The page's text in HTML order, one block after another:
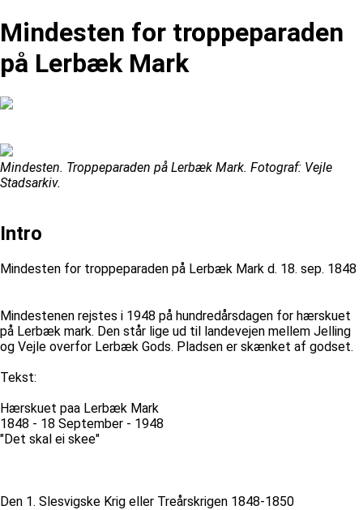
Mindesten for troppeparaden
på Lerbæk Mark
Mindesten. Troppeparaden på Lerbæk Mark. Fotograf: Vejle
Stadsarkiv.
Intro
Mindesten for troppeparaden på Lerbæk Mark d. 18. sep. 1848
Mindestenen rejstes i 1948 på hundredårsdagen for hærskuet
på Lerbæk mark. Den står lige ud til landevejen mellem Jelling
og Vejle overfor Lerbæk Gods. Pladsen er skænket af godset.
Tekst:
Hærskuet paa Lerbæk Mark
1848 - 18 September - 1948
"Det skal ei skee"
Den 1. Slesvigske Krig eller Treårskrigen 1848-1850